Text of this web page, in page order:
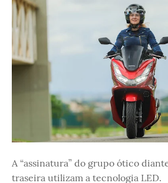
A “assinatura” do grupo ótico
traseira utilizam a tecnologia LED.